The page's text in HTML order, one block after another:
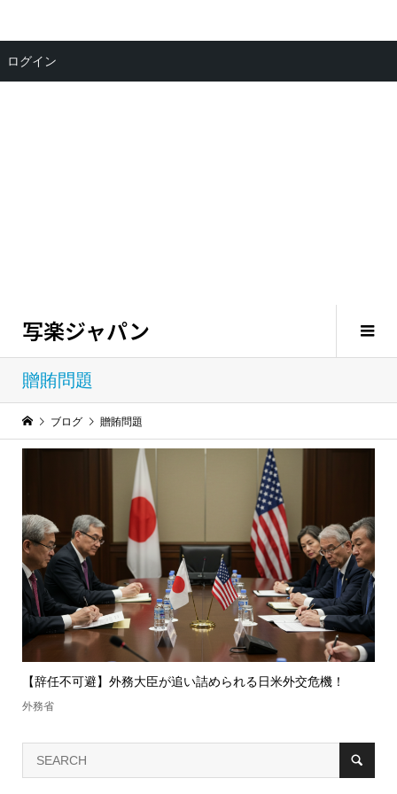
写楽ジャパン
贈賄問題
ブログ 贈賄問題
【辞任不可避】外務大臣が追い詰められる日米外交危機！
外務省
ログイン